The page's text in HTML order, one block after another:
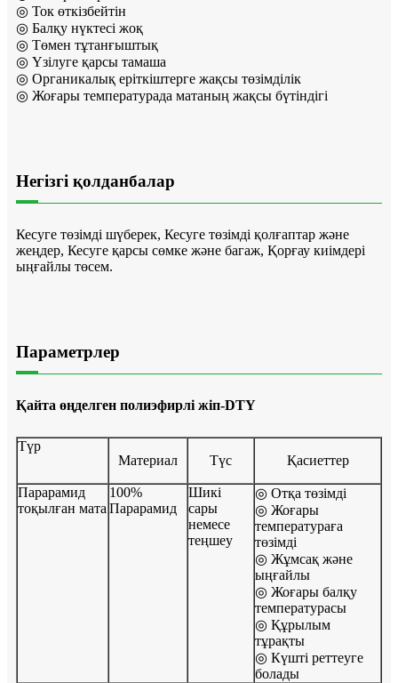
◎ Ток өткізбейтін
◎ Балқу нүктесі жоқ
◎ Төмен тұтанғыштық
◎ Үзілуге ​​қарсы тамаша
◎ Органикалық еріткіштерге жақсы төзімділік
◎ Жоғары температурада матаның жақсы бүтіндігі
Негізгі қолданбалар
Кесуге төзімді шүберек, Кесуге төзімді қолғаптар және
жеңдер, Кесуге қарсы сөмке және багаж, Қорғау киімдері
ыңғайлы төсем.
Параметрлер
Қайта өңделген полиэфирлі жіп-DTY
Түр
Материал
Түс Қасиеттер
Парарамид
тоқылған мата
100%
Парарамид
Шикі
сары
немесе
теңшеу
◎ Отқа төзімді
◎ Жоғары
температураға
төзімді
◎ Жұмсақ және
ыңғайлы
◎ Жоғары балқу
температурасы
◎ Құрылым
тұрақты
◎ Күшті реттеуге
болады